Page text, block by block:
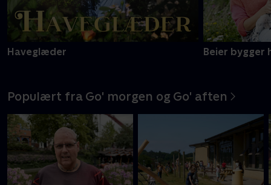
Haveglæder Beier bygger
Populært fra Go' morgen og Go' aften